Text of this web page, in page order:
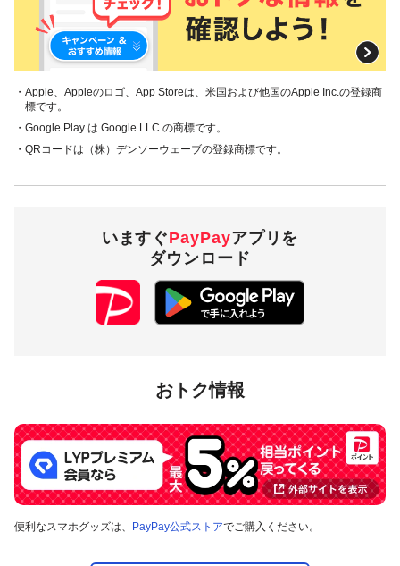
・Apple、Appleのロゴ、App Storeは、米国および他国のApple Inc.の登録商
標です。
・Google Play は Google LLC の商標です。
・QRコードは（株）デンソーウェーブの登録商標です。
いますぐPayPayアプリを
ダウンロード
おトク情報
便利なスマホグッズは、 PayPay公式ストアでご購入ください。